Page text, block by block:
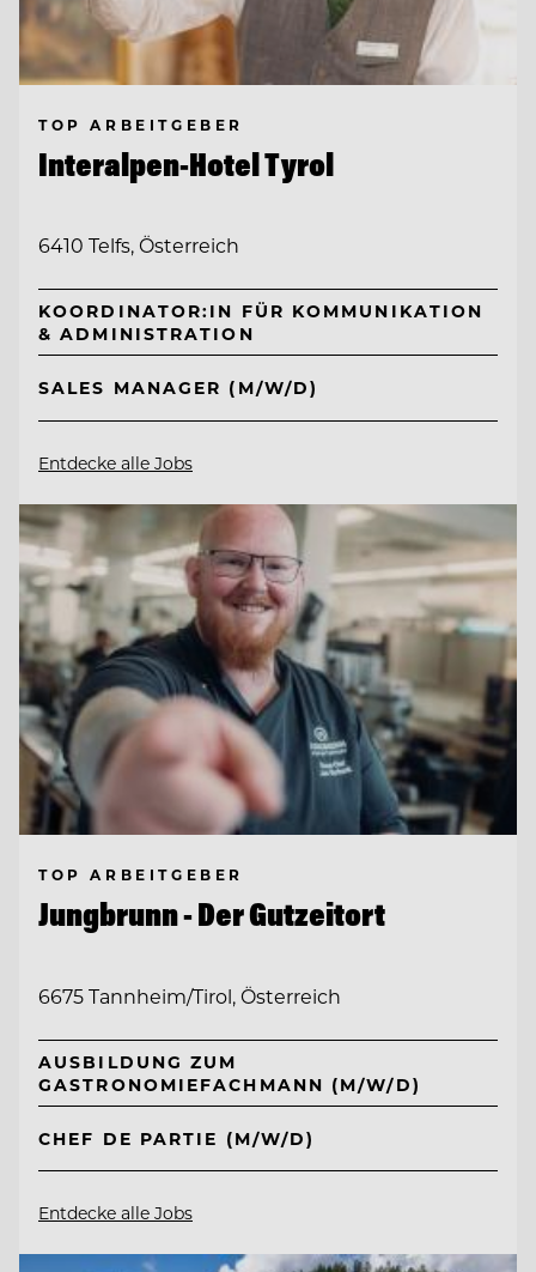
TOP ARBEITGEBER
Interalpen-Hotel Tyrol
6410 Telfs, Österreich
KOORDINATOR:IN FÜR KOMMUNIKATION
& ADMINISTRATION
SALES MANAGER (M/W/D)
Entdecke alle Jobs
TOP ARBEITGEBER
Jungbrunn - Der Gutzeitort
6675 Tannheim/Tirol, Österreich
AUSBILDUNG ZUM
GASTRONOMIEFACHMANN (M/W/D)
CHEF DE PARTIE (M/W/D)
Entdecke alle Jobs